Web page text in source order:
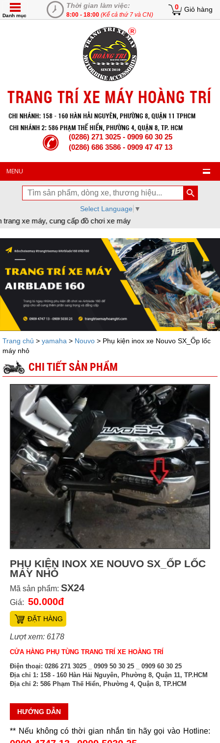
Thời gian làm việc:
8:00 - 18:00 (Kể cả thứ 7 và CN)
0 Giỏ hàng
Danh mục
(0286) 271 3025 - 0909 60 30 25
(0286) 686 3586 - 0909 47 47 13
MENU
Select Language ▼
máy, cung cấp đồ chơi xe máy
Trang chủ > yamaha > Nouvo > Phụ kiện inox xe Nouvo SX_Ốp lốc
máy nhỏ
CHI TIẾT SẢN PHẨM
PHỤ KIỆN INOX XE NOUVO SX_ỐP LỐC
MÁY NHỎ
Mã sản phẩm: SX24
Giá: 50.000đ
ĐẶT HÀNG
Lượt xem: 6178
CỬA HÀNG PHỤ TÙNG TRANG TRÍ XE HOÀNG TRÍ
Điện thoại: 0286 271 3025 _ 0909 50 30 25 _ 0909 60 30 25
Địa chỉ 1: 158 - 160 Hàn Hải Nguyên, Phường 8, Quận 11, TP.HCM
Địa chỉ 2: 586 Phạm Thế Hiển, Phường 4, Quận 8, TP.HCM
HƯỚNG DẪN
** Nếu không có thời gian nhắn tin hãy gọi vào Hotline: